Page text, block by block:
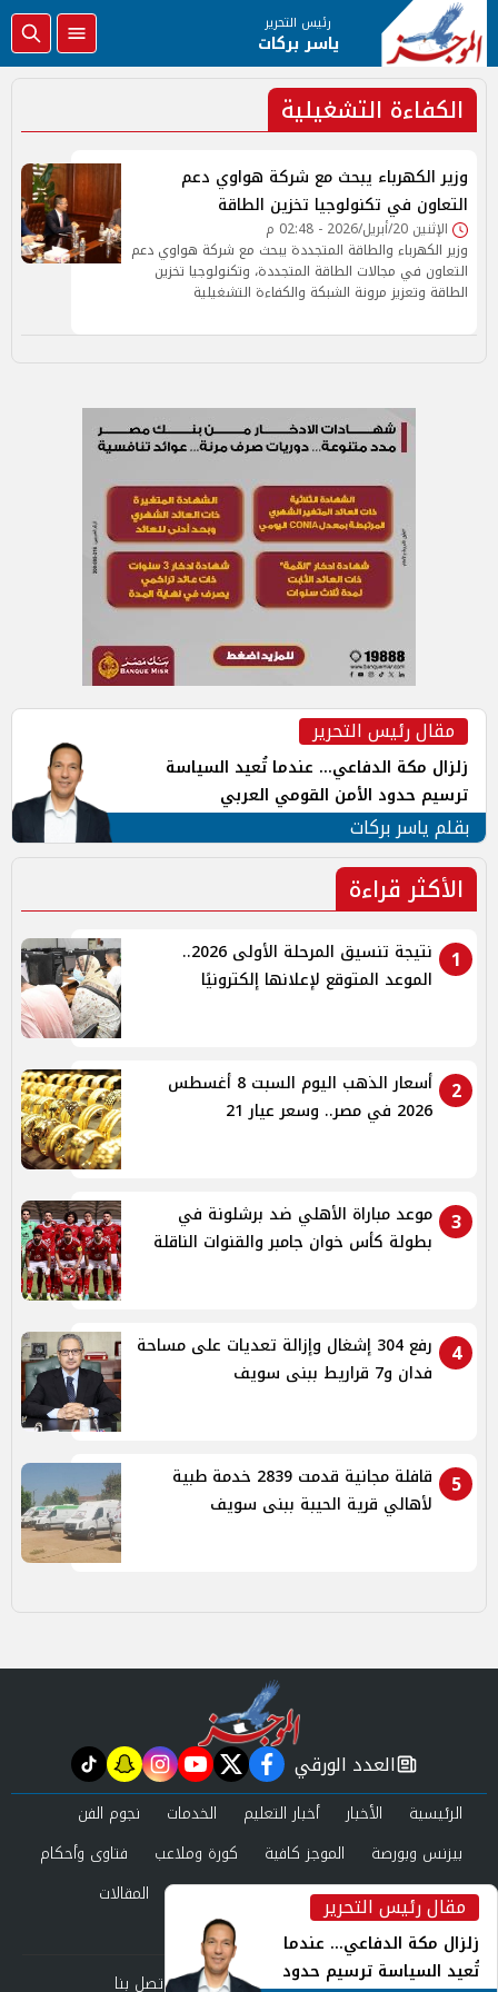
رئيس التحرير
ياسر بركات
الكفاءة التشغيلية
وزير الكهرباء يبحث مع شركة هواوي دعم
التعاون في تكنولوجيا تخزين الطاقة
الإثنين 20/أبريل/2026 - 02:48 م
وزير الكهرباء والطاقة المتجددة يبحث مع شركة هواوي دعم
التعاون في مجالات الطاقة المتجددة، وتكنولوجيا تخزين
الطاقة وتعزيز مرونة الشبكة والكفاءة التشغيلية
مقال رئيس التحرير
زلزال مكة الدفاعي... عندما تُعيد السياسة
ترسيم حدود الأمن القومي العربي
بقلم ياسر بركات
الأكثر قراءة
1
نتيجة تنسيق المرحلة الأولى 2026..
الموعد المتوقع لإعلانها إلكترونيًا
2
أسعار الذهب اليوم السبت 8 أغسطس
2026 في مصر.. وسعر عيار 21
3
موعد مباراة الأهلي ضد برشلونة في
بطولة كأس خوان جامبر والقنوات الناقلة
4
رفع 304 إشغال وإزالة تعديات على مساحة
فدان و7 قراريط ببنى سويف
5
قافلة مجانية قدمت 2839 خدمة طبية
لأهالي قرية الحيبة ببنى سويف
مقال رئيس التحرير
زلزال مكة الدفاعي... عندما
تُعيد السياسة ترسيم حدود
newspaper
العدد الورقي facebook
twitter
youtube
instagram
snapchat
tiktok
الرئيسية الأخبار أخبار التعليم الخدمات
نجوم الفن
بيزنس وبورصة
الموجز كافية كورة وملاعب
فتاوى وأحكام
صحة وجمال
عرب وعالم حوادث ومحاكم
المقالات
العدد الورقي
من نحن
سياسة الخصوصية اتصل بنا